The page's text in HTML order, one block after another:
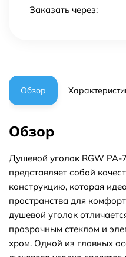
Заказать через:
Обзор
Обзор
Душевой уголок RGW PA-
представляет собой
конструкцию, которая
пространства для
душевой уголок
прозрачным стеклом и
хром. Одной из главных